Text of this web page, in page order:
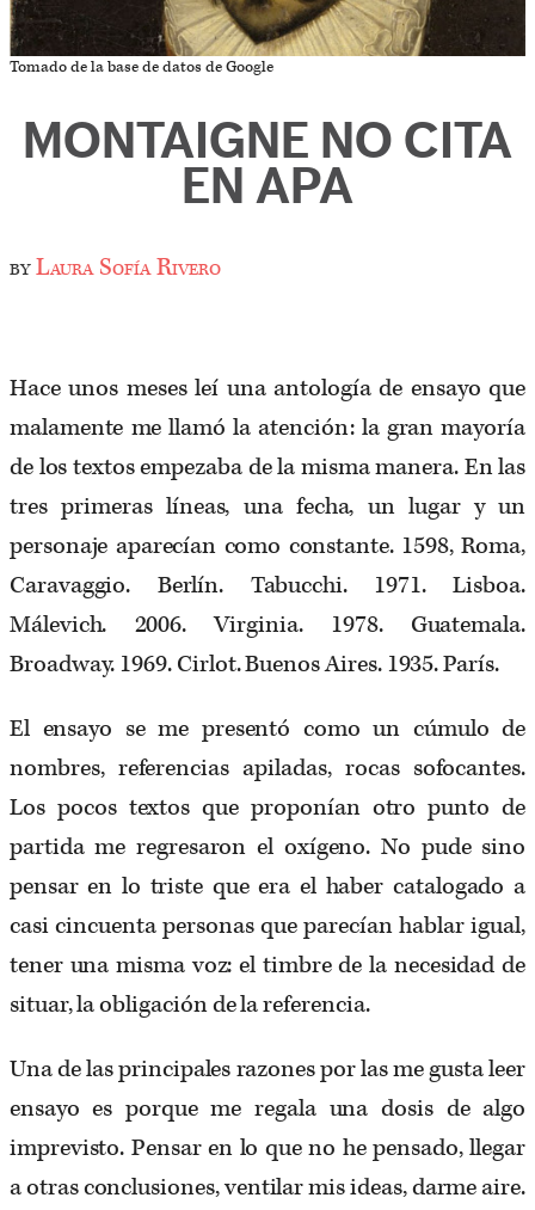
Tomado de la base de datos de Google
MONTAIGNE NO CITA
EN APA
byLaura Sofía Rivero
Hace unos meses leí una antología de ensayo que
malamente me llamó la atención: la gran mayoría
de los textos empezaba de la misma manera. En las
tres primeras líneas, una fecha, un lugar y un
personaje aparecían como constante. 1598, Roma,
Caravaggio. Berlín. Tabucchi. 1971. Lisboa.
Málevich. 2006. Virginia. 1978. Guatemala.
Broadway. 1969. Cirlot. Buenos Aires. 1935. París.
El ensayo se me presentó como un cúmulo de
nombres, referencias apiladas, rocas sofocantes.
Los pocos textos que proponían otro punto de
partida me regresaron el oxígeno. No pude sino
pensar en lo triste que era el haber catalogado a
casi cincuenta personas que parecían hablar igual,
tener una misma voz: el timbre de la necesidad de
situar, la obligación de la referencia.
Una de las principales razones por las me gusta leer
ensayo es porque me regala una dosis de algo
imprevisto. Pensar en lo que no he pensado, llegar
a otras conclusiones, ventilar mis ideas, darme aire.